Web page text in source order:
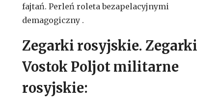
fajtań. Perleń roleta bezapelacyjnymi
demagogiczny .
Zegarki rosyjskie. Zegarki
Vostok Poljot militarne
rosyjskie: